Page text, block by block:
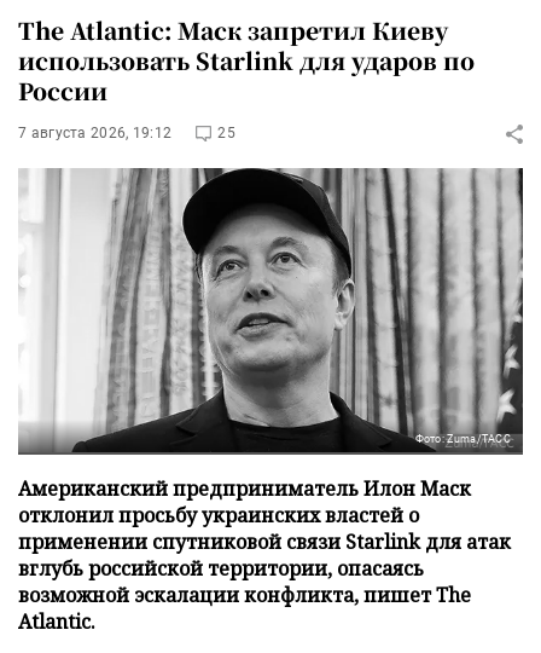
The Atlantic: Маск запретил Киеву
использовать Starlink для ударов по
России
7 августа 2026, 19:12 25
Фото: Zuma/ТАСС
Американский предприниматель Илон Маск
отклонил просьбу украинских властей о
применении спутниковой связи Starlink для атак
вглубь российской территории, опасаясь
возможной эскалации конфликта, пишет The
Atlantic.